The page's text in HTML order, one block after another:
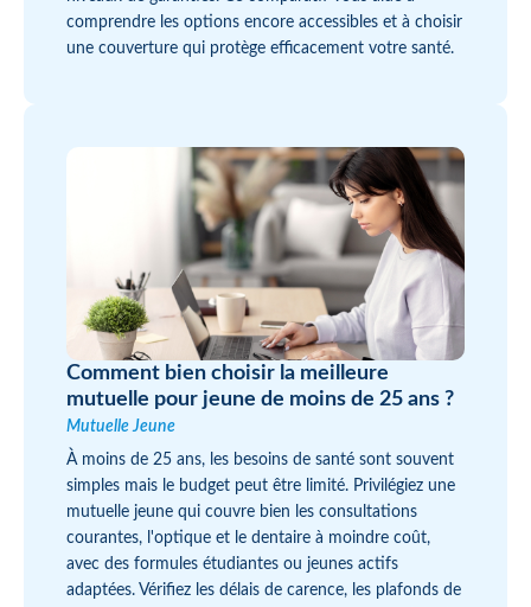
comprendre les options encore accessibles et à choisir
une couverture qui protège efficacement votre santé.
Comment bien choisir la meilleure
mutuelle pour jeune de moins de 25 ans ?
Mutuelle Jeune
À moins de 25 ans, les besoins de santé sont souvent
simples mais le budget peut être limité. Privilégiez une
mutuelle jeune qui couvre bien les consultations
courantes, l'optique et le dentaire à moindre coût,
avec des formules étudiantes ou jeunes actifs
adaptées. Vérifiez les délais de carence, les plafonds de